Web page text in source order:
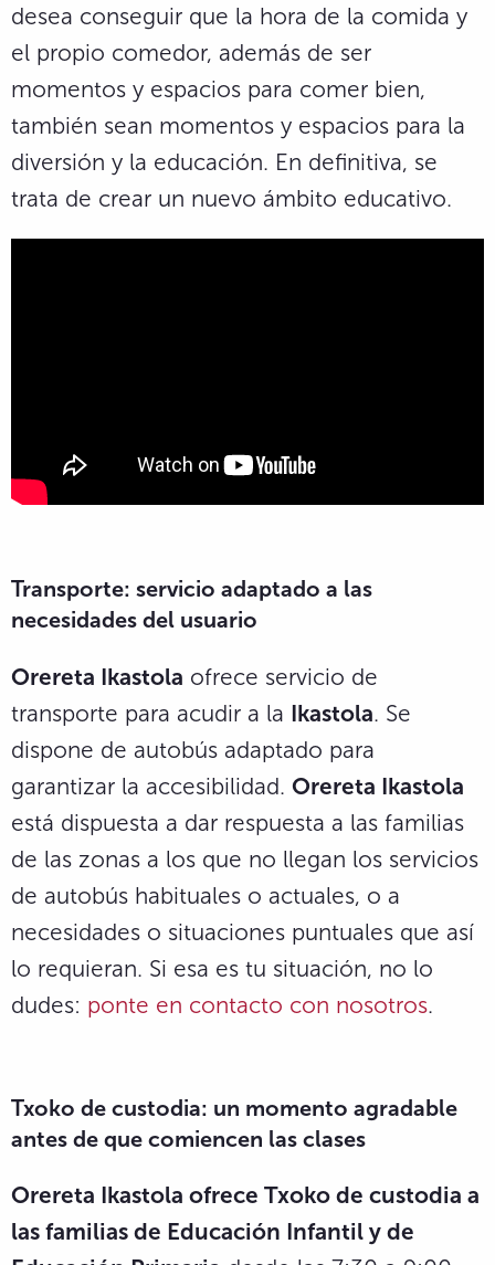
desea conseguir que la hora de la comida y
el propio comedor, además de ser
momentos y espacios para comer bien,
también sean momentos y espacios para la
diversión y la educación. En definitiva, se
trata de crear un nuevo ámbito educativo.
Transporte: servicio adaptado a las
necesidades del usuario
Orereta Ikastola ofrece servicio de
transporte para acudir a la Ikastola. Se
dispone de autobús adaptado para
garantizar la accesibilidad. Orereta Ikastola
está dispuesta a dar respuesta a las familias
de las zonas a los que no llegan los servicios
de autobús habituales o actuales, o a
necesidades o situaciones puntuales que así
lo requieran. Si esa es tu situación, no lo
dudes: ponte en contacto con nosotros.
Txoko de custodia: un momento agradable
antes de que comiencen las clases
Orereta Ikastola ofrece Txoko de custodia a
las familias de Educación Infantil y de